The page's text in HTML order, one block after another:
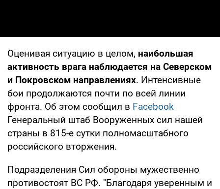
Оценивая ситуацию в целом, наибольшая
активность врага наблюдается на Северском
и Покровском направлениях. Интенсивные
бои продолжаются почти по всей линии
фронта. Об этом сообщил в Facebook
Генеральный штаб Вооруженных сил нашей
страны в 815-е сутки полномасштабного
российского вторжения.
Подразделения Сил обороны мужественно
противостоят ВС РФ. "Благодаря уверенным и